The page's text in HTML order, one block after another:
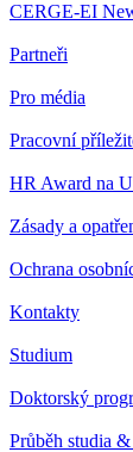
CERGE-EI
Partneři
Pro média
Pracovní
HR Award na
Zásady a
Ochrana
Kontakty
Studium
Doktorský
Průběh studia